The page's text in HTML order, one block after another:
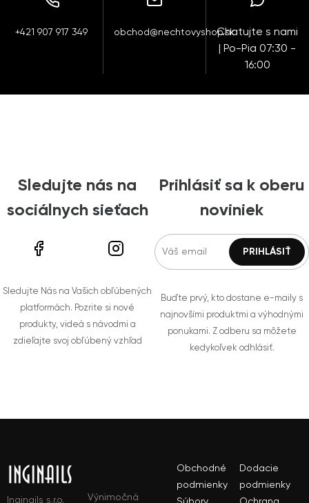
+421 907 917 349 obchod@nechtovyshop.skChatujte s nami
| Po-Pia 07:30 -
16:00
Sledujte nás na
sociálnych sieťach
Sledujte Nás na Vašich obľúbených
platformách. Pozrite si nové
produkty, videá s návodmi a
zdieľajte svoj obľúbený vzhľad
Prihlásiť sa k oberu
noviniek
Buďte prvý, kto dostane e-maily s
najnovšími produktmi a výhodnými
ponukami. Z odberu sa môžete
kedykoľvek odhlásiť.
Inginails s.r.o. Výnimočná
Obchodné
podmienky
Dodacie
podmienky